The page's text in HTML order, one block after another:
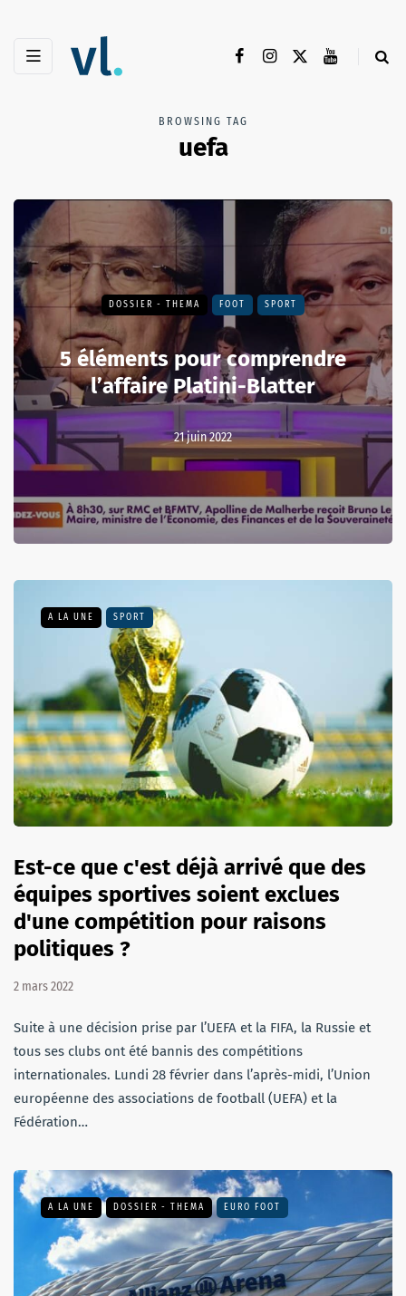
BROWSING TAG
uefa
DOSSIER - THEMA FOOT SPORT
5 éléments pour comprendre
l’affaire Platini-Blatter
21 juin 2022
A LA UNE SPORT
Est-ce que c'est déjà arrivé que des
équipes sportives soient exclues
d'une compétition pour raisons
politiques ?
2 mars 2022
Suite à une décision prise par l’UEFA et la FIFA, la Russie et
tous ses clubs ont été bannis des compétitions
internationales. Lundi 28 février dans l’après-midi, l’Union
européenne des associations de football (UEFA) et la
Fédération…
A LA UNE DOSSIER - THEMA EURO FOOT